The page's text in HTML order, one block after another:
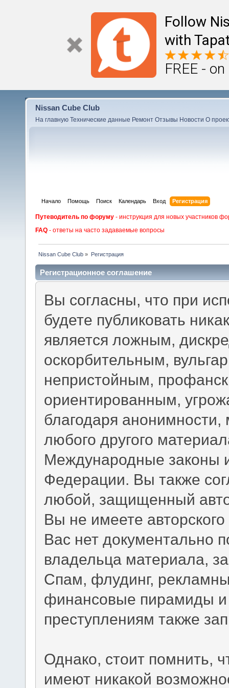
Follow
with
FREE -
Nissan Cube Club
На главную Технические данные Ремонт Отзывы Новости О
Начало Помощь Поиск Календарь Вход Регистрация
Путеводитель по форуму - инструкция для новых участников
FAQ - ответы на часто задаваемые вопросы
Nissan Cube Club » Регистрация
Регистрационное соглашение
Вы согласны, что при
будете публиковать
является ложным,
оскорбительным,
непристойным,
ориентированным,
благодаря анонимности,
любого другого
Международные законы
Федерации. Вы также
любой, защищенный
Вы не имеете
Вас нет документально
владельца материала,
Спам, флудинг,
финансовые пирамиды и
преступлениям также
Однако, стоит помнить,
имеют никакой